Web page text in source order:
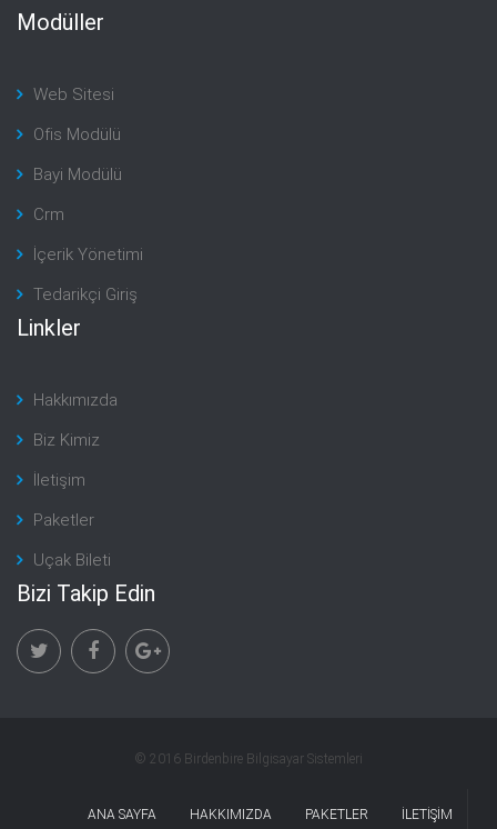
Modüller
Web Sitesi
Ofis Modülü
Bayi Modülü
Crm
İçerik Yönetimi
Tedarikçi Giriş
Linkler
Hakkımızda
Biz Kimiz
İletişim
Paketler
Uçak Bileti
Bizi Takip Edin
© 2016 Birdenbire Bilgisayar Sistemleri
ANA SAYFA HAKKIMIZDA PAKETLER İLETİŞİM